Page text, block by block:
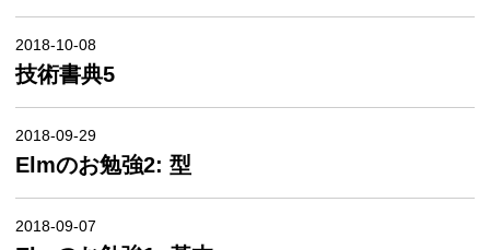
技術書典5
2018-10-08
Elmのお勉強2: 型
2018-09-29
2018-09-07